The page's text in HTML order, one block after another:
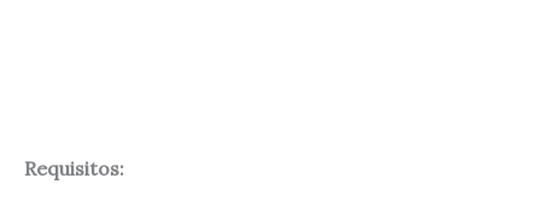
Requisitos: